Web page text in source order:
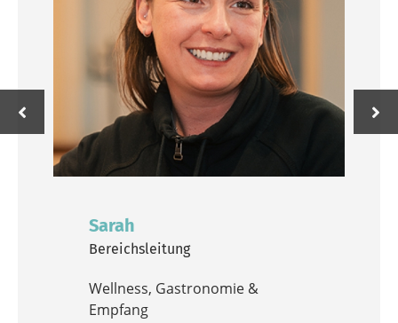
Sarah
Fitnesstrainerin,
Saunaleitung